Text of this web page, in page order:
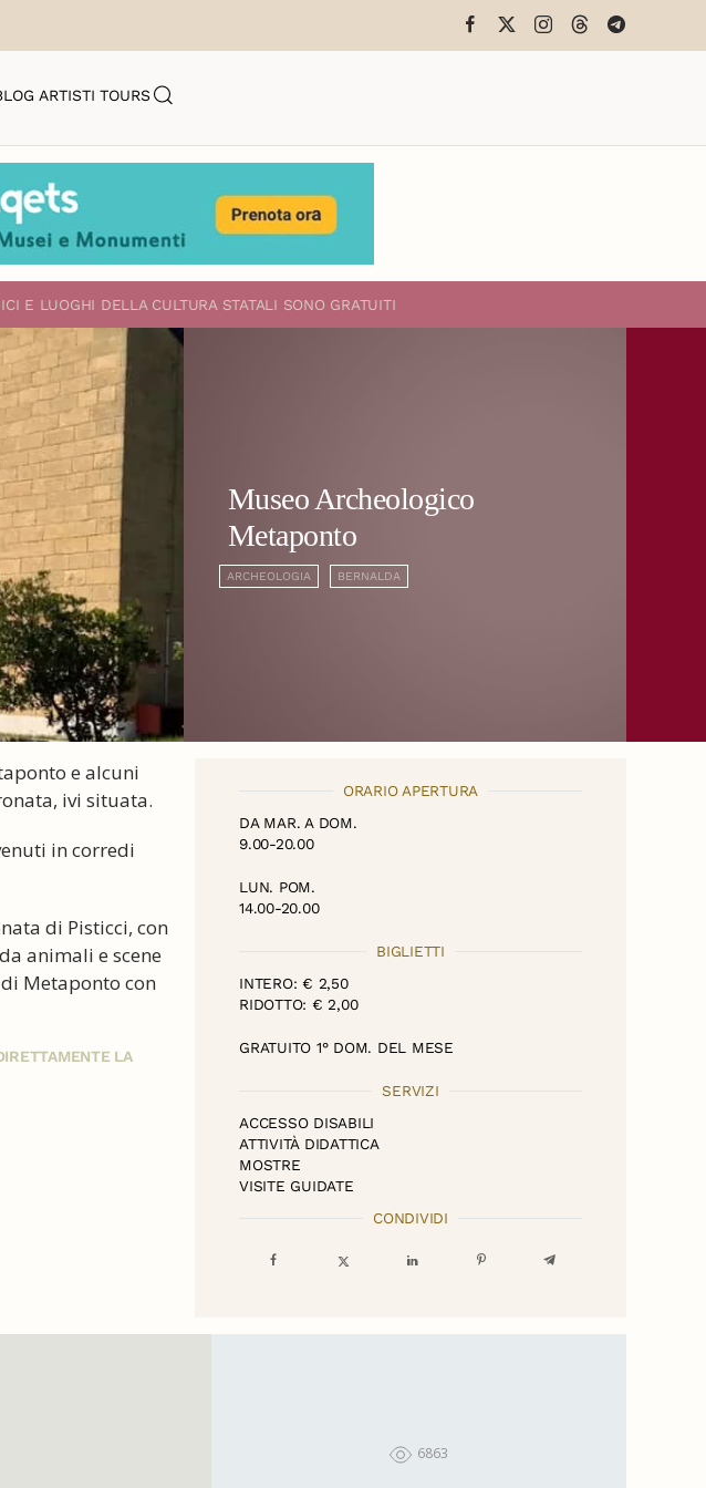
ARTISTI TOURS
E LUOGHI DELLA CULTURA STATALI SONO GRATUITI
Museo Archeologico
Metaponto
ARCHEOLOGIA BERNALDA
e alcuni
ivi situata.
in corredi
di Pisticci, con
animali e scene
Metaponto con
LA
ORARIO APERTURA
DA MAR. A DOM.
9.00-20.00
LUN. POM.
14.00-20.00
BIGLIETTI
INTERO: € 2,50
RIDOTTO: € 2,00
GRATUITO 1° DOM. DEL MESE
SERVIZI
ACCESSO DISABILI
ATTIVITÀ DIDATTICA
MOSTRE
VISITE GUIDATE
CONDIVIDI
6863